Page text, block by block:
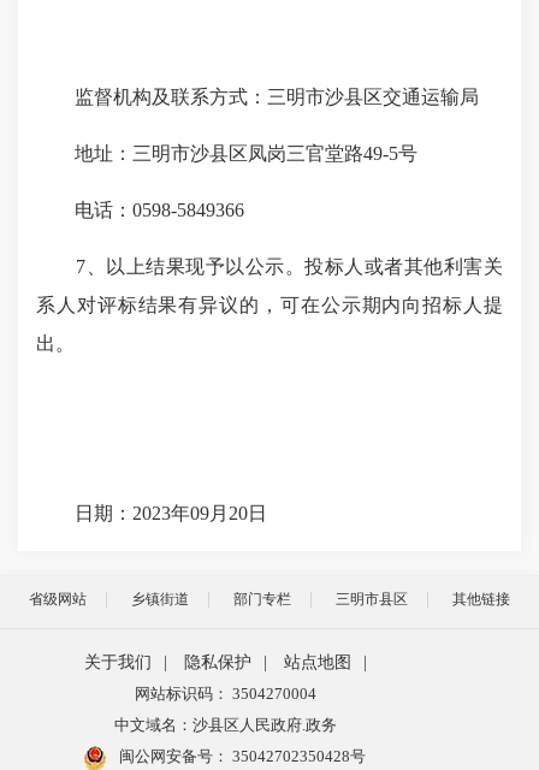
监督机构及联系方式：三明市沙县区交通运输局
地址：三明市沙县区凤岗三官堂路49-5号
电话：0598-5849366
7、以上结果现予以公示。投标人或者其他利害关
系人对评标结果有异议的，可在公示期内向招标人提
出。
日期：2023年09月20日
省级网站 乡镇街道 部门专栏 三明市县区 其他链接
关于我们 隐私保护 站点地图
网站标识码： 3504270004
中文域名：沙县区人民政府.政务
闽公网安备号： 35042702350428号